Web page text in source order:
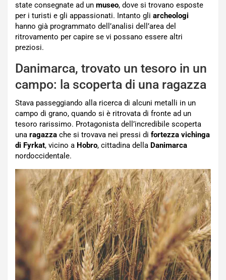
state consegnate ad un museo, dove si trovano esposte
per i turisti e gli appassionati. Intanto gli archeologi
hanno già programmato dell’analisi dell’area del
ritrovamento per capire se vi possano essere altri
preziosi.
Danimarca, trovato un tesoro in un
campo: la scoperta di una ragazza
Stava passeggiando alla ricerca di alcuni metalli in un
campo di grano, quando si è ritrovata di fronte ad un
tesoro rarissimo. Protagonista dell’incredibile scoperta
una ragazza che si trovava nei pressi di fortezza vichinga
di Fyrkat, vicino a Hobro, cittadina della Danimarca
nordoccidentale.